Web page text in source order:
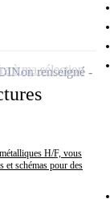
H/F, vous
et schémas pour des
Non renseigné
à ma sélection